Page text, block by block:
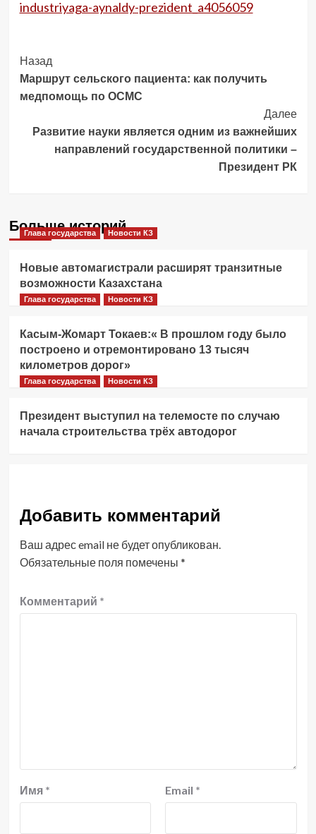
industriyaga-aynaldy-prezident_a4056059
Post
Navigation
Назад
Маршрут сельского пациента: как получить
медпомощь по ОСМС
Далее
Развитие науки является одним из важнейших
направлений государственной политики –
Президент РК
Больше историй
Глава государства Новости КЗ
Новые автомагистрали расширят транзитные
возможности Казахстана
Глава государства Новости КЗ
Касым-Жомарт Токаев:« В прошлом году было
построено и отремонтировано 13 тысяч
километров дорог»
Глава государства Новости КЗ
Президент выступил на телемосте по случаю
начала строительства трёх автодорог
Добавить комментарий
Ваш адрес email не будет опубликован.
Обязательные поля помечены *
Комментарий *
Имя * Email *